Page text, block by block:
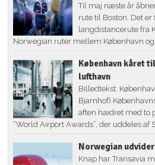
Til maj næste år
rute til Boston. Det
langdistancerute fra
Norwegian ruter mellem København og
København kåret
lufthavn
Billedtekst:
Bjarnhof)
aften hædret med to
“World Airport Awards”, der uddeles af
Norwegian
Knap har Transavia